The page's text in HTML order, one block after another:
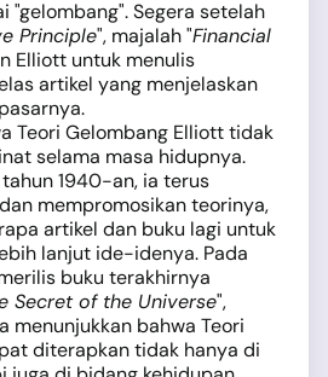
"gelombang". Segera setelah
Principle", majalah "Financial
Elliott untuk menulis
artikel yang menjelaskan
Teori Gelombang Elliott tidak
selama masa hidupnya.
1940-an, ia terus
mempromosikan teorinya,
artikel dan buku lagi untuk
lanjut ide-idenya. Pada
buku terakhirnya
Secret of the Universe",
menunjukkan bahwa Teori
diterapkan tidak hanya di